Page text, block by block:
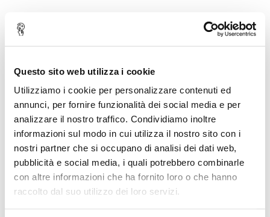
Questo sito web utilizza i cookie
Utilizziamo i cookie per personalizzare contenuti ed
annunci, per fornire funzionalità dei social media e per
analizzare il nostro traffico. Condividiamo inoltre
informazioni sul modo in cui utilizza il nostro sito con i
nostri partner che si occupano di analisi dei dati web,
pubblicità e social media, i quali potrebbero combinarle
con altre informazioni che ha fornito loro o che hanno
raccolto dal suo utilizzo dei loro servizi.
Risorse Gratuite Corsi